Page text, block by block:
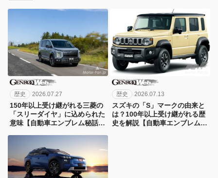
歴史 2026.07.27
150年以上受け継がれる三菱の
「スリーダイヤ」に込められた
意味【自動車エンブレム秘話
歴史 2026.07.13
スズキの「S」マークの由来と
は？100年以上受け継がれる歴
史を解説【自動車エンブレム秘